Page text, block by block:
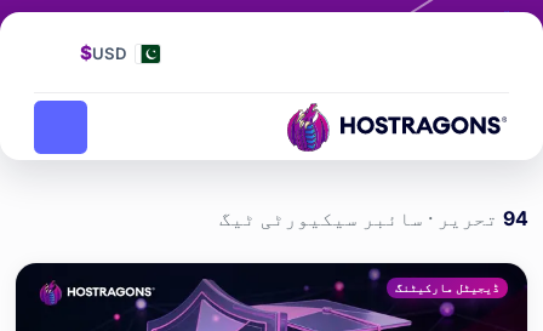
$USD
ٹیگ
سائبر سیکیورٹی
ہوم پیج بلاگ سائبر سیکیورٹی
94 تحریر · سائبر سیکیورٹی ٹیگ
سائبر سیکیورٹی etiketi yazıları
ڈیجیٹل مارکیٹنگ